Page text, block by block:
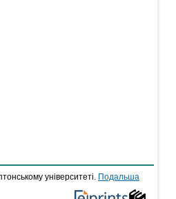
університеті.
Подальша